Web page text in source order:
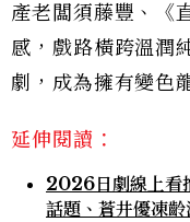
產老闆須藤豐、《
感，戲路橫跨溫潤
劇，成為擁有變色
延伸閱讀：
2026日劇線上看
話題、蒼井優凍